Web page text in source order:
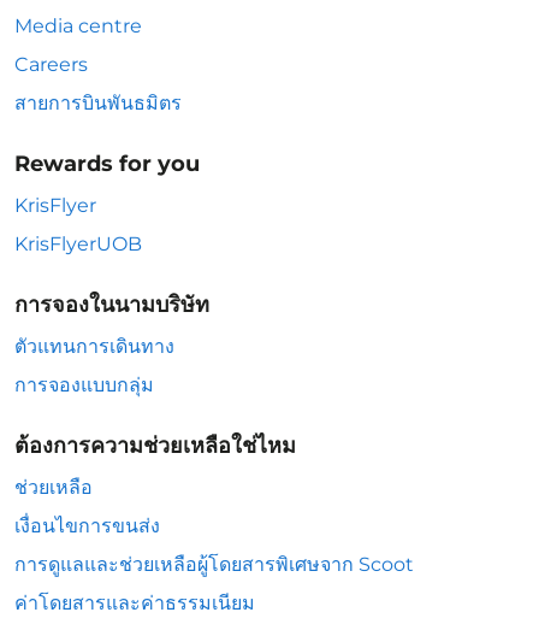
Media centre
Careers
สายการบินพันธมิตร
Rewards for you
KrisFlyer
KrisFlyerUOB
การจองในนามบริษัท
ตัวแทนการเดินทาง
การจองแบบกลุ่ม
ต้องการความช่วยเหลือใช่ไหม
ช่วยเหลือ
เงื่อนไขการขนส่ง
การดูแลและช่วยเหลือผู้โดยสารพิเศษจาก Scoot
ค่าโดยสารและค่าธรรมเนียม